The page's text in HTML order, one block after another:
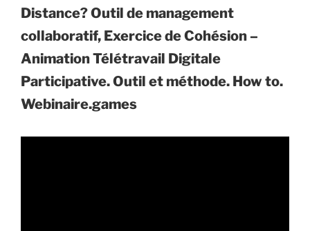
Distance? Outil de management
collaboratif, Exercice de Cohésion –
Animation Télétravail Digitale
Participative. Outil et méthode. How to.
Webinaire.games